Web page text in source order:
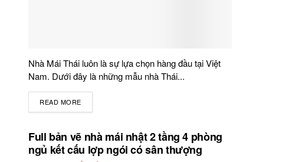
Nhà Mái Thái luôn là sự lựa chọn hàng đầu tại Việt
Nam. Dưới đây là những mẫu nhà Thái...
READ MORE
Full bản vẽ nhà mái nhật 2 tầng 4 phòng
ngủ kết cấu lợp ngói có sân thượng